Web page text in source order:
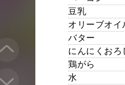
豆乳
オリーブオイ
バター
にんにくおろ
鶏がら
水